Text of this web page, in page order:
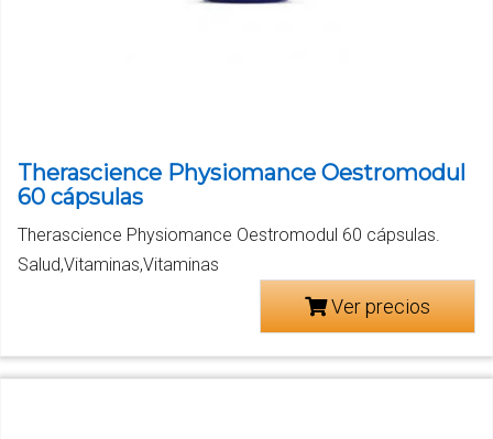
Therascience Physiomance Oestromodul
60 cápsulas
Therascience Physiomance Oestromodul 60 cápsulas.
Salud,Vitaminas,Vitaminas
Ver precios